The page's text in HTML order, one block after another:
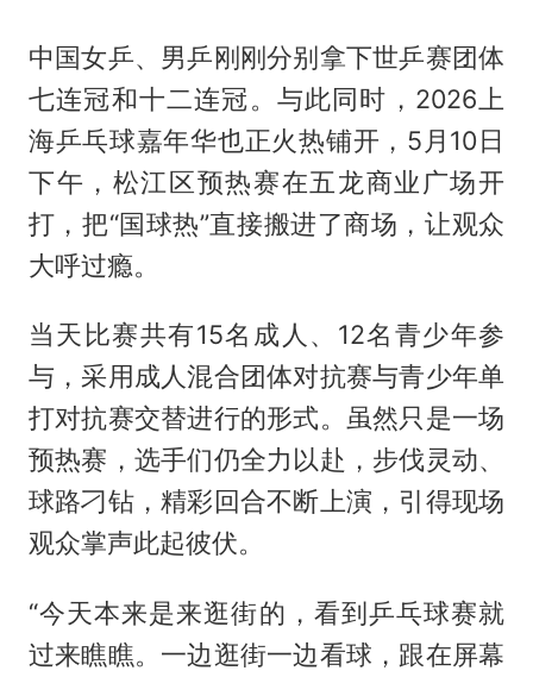
中国女乒、男乒刚刚分别拿下世乒赛团体
七连冠和十二连冠。与此同时，2026上
海乒乓球嘉年华也正火热铺开，5月10日
下午，松江区预热赛在五龙商业广场开
打，把“国球热”直接搬进了商场，让观众
大呼过瘾。
当天比赛共有15名成人、12名青少年参
与，采用成人混合团体对抗赛与青少年单
打对抗赛交替进行的形式。虽然只是一场
预热赛，选手们仍全力以赴，步伐灵动、
球路刁钻，精彩回合不断上演，引得现场
观众掌声此起彼伏。
“今天本来是来逛街的，看到乒乓球赛就
过来瞧瞧。一边逛街一边看球，跟在屏幕